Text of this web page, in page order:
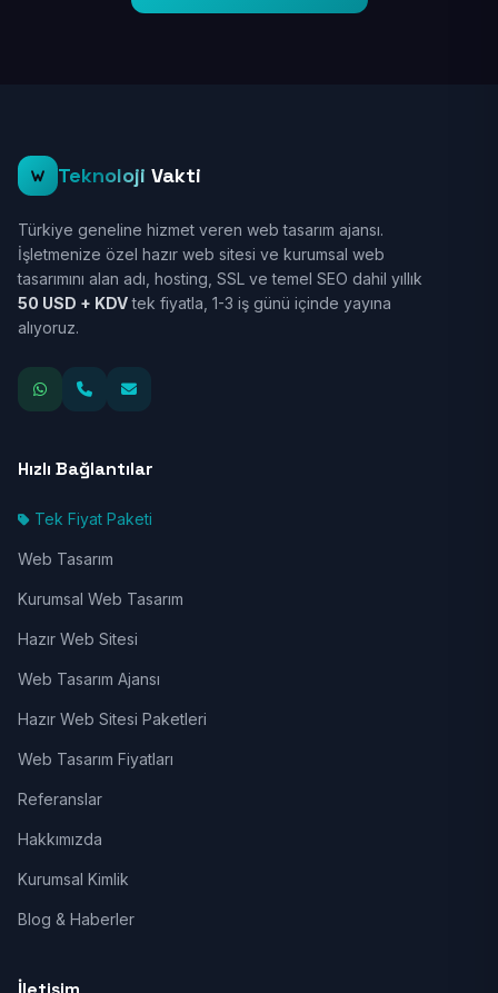
Teknoloji Vakti
Türkiye geneline hizmet veren web tasarım ajansı.
İşletmenize özel hazır web sitesi ve kurumsal web
tasarımını alan adı, hosting, SSL ve temel SEO dahil yıllık
50 USD + KDVtek fiyatla, 1-3 iş günü içinde yayına
alıyoruz.
Hızlı Bağlantılar
Tek Fiyat Paketi
Web Tasarım
Kurumsal Web Tasarım
Hazır Web Sitesi
Web Tasarım Ajansı
Hazır Web Sitesi Paketleri
Web Tasarım Fiyatları
Referanslar
Hakkımızda
Kurumsal Kimlik
Blog & Haberler